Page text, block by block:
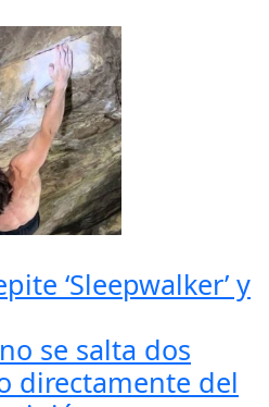
‘Sleepwalker’ y
se salta dos
directamente del